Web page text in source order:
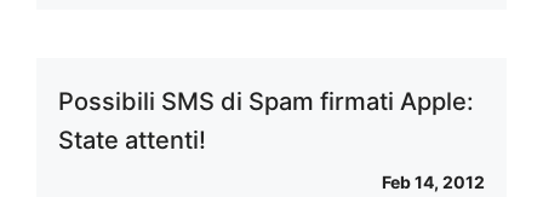
Possibili SMS di Spam firmati Apple:
State attenti!
Feb 14, 2012